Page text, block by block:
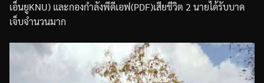
เอ็นยูKNU) และกองกำลังพีดีเอฟ(PDF)เสียชีวิต 2 นายได้รับบาด
เจ็บจำนวนมาก